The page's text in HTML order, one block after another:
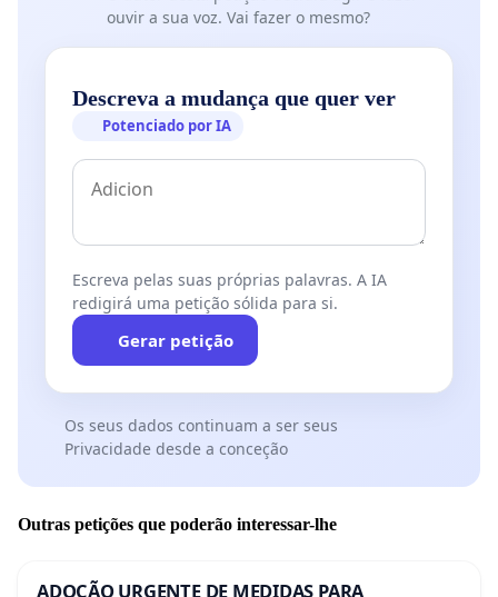
ouvir a sua voz. Vai fazer o mesmo?
Descreva a mudança que quer ver
Potenciado por IA
Escreva pelas suas próprias palavras. A IA
redigirá uma petição sólida para si.
Gerar petição
Os seus dados continuam a ser seus
Privacidade desde a conceção
Outras petições que poderão interessar-lhe
ADOÇÃO URGENTE DE MEDIDAS PARA